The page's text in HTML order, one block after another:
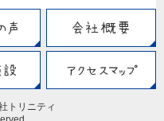
トリニティ